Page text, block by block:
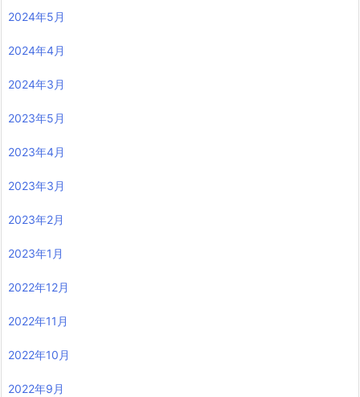
2024年5月
2024年4月
2024年3月
2023年5月
2023年4月
2023年3月
2023年2月
2023年1月
2022年12月
2022年11月
2022年10月
2022年9月